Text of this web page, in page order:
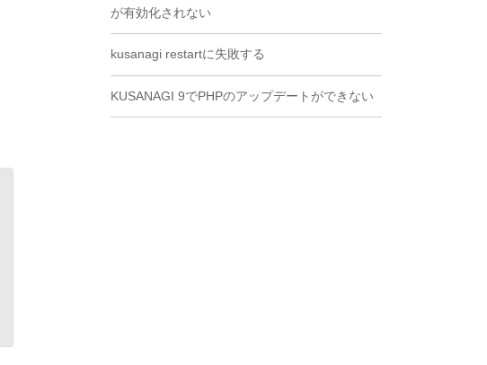
が有効化されない
kusanagi restartに失敗する
KUSANAGI 9でPHPのアップデートができない